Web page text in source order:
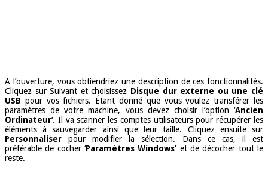
A l’ouverture, vous obtiendriez une description de ces fonctionnalités.
Cliquez sur Suivant et choisissez Disque dur externe ou une clé
USB pour vos fichiers. Étant donné que vous voulez transférer les
paramètres de votre machine, vous devez choisir l’option ‘Ancien
Ordinateur‘. Il va scanner les comptes utilisateurs pour récupérer les
éléments à sauvegarder ainsi que leur taille. Cliquez ensuite sur
Personnaliser pour modifier la sélection. Dans ce cas, il est
préférable de cocher ‘Paramètres Windows’ et de décocher tout le
reste.